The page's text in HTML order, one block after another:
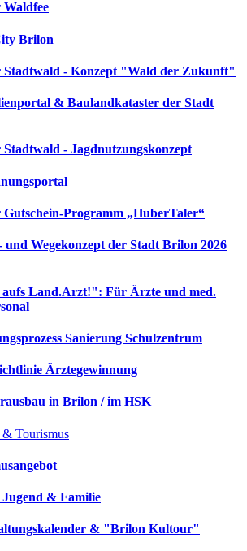
Brilon
Stadtwald - Konzept "Wald der Zukunft"
& Baulandkataster der Stadt
- Jagdnutzungskonzept
Programm „HuberTaler“
und Wegekonzept der Stadt Brilon 2026
Land.Arzt!": Für Ärzte und med.
Sanierung Schulzentrum
Ärztegewinnung
in Brilon / im HSK
Tourismus
& Familie
& "Brilon Kultour"